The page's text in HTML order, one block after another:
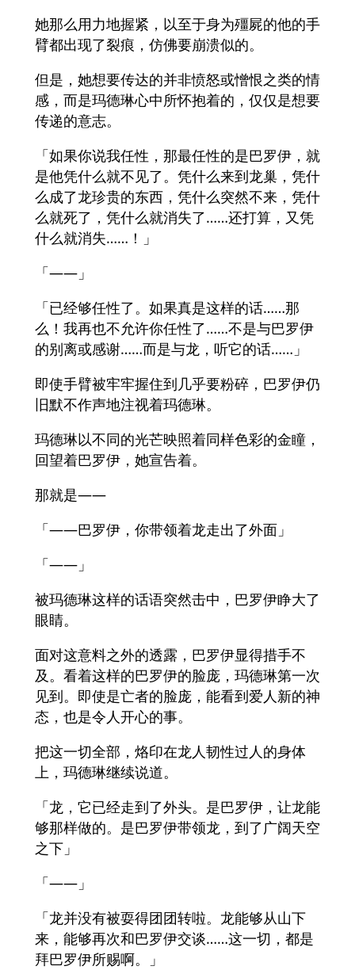
她那么用力地握紧，以至于身为殭屍的他的手
臂都出现了裂痕，仿佛要崩溃似的。
但是，她想要传达的并非愤怒或憎恨之类的情
感，而是玛德琳心中所怀抱着的，仅仅是想要
传递的意志。
「如果你说我任性，那最任性的是巴罗伊，就
是他凭什么就不见了。凭什么来到龙巢，凭什
么成了龙珍贵的东西，凭什么突然不来，凭什
么就死了，凭什么就消失了……还打算，又凭
什么就消失……！」
「——」
「已经够任性了。如果真是这样的话……那
么！我再也不允许你任性了……不是与巴罗伊
的别离或感谢……而是与龙，听它的话……」
即使手臂被牢牢握住到几乎要粉碎，巴罗伊仍
旧默不作声地注视着玛德琳。
玛德琳以不同的光芒映照着同样色彩的金瞳，
回望着巴罗伊，她宣告着。
那就是——
「——巴罗伊，你带领着龙走出了外面」
「——」
被玛德琳这样的话语突然击中，巴罗伊睁大了
眼睛。
面对这意料之外的透露，巴罗伊显得措手不
及。看着这样的巴罗伊的脸庞，玛德琳第一次
见到。即使是亡者的脸庞，能看到爱人新的神
态，也是令人开心的事。
把这一切全部，烙印在龙人韧性过人的身体
上，玛德琳继续说道。
「龙，它已经走到了外头。是巴罗伊，让龙能
够那样做的。是巴罗伊带领龙，到了广阔天空
之下」
「——」
「龙并没有被耍得团团转啦。龙能够从山下
来，能够再次和巴罗伊交谈……这一切，都是
拜巴罗伊所赐啊。」